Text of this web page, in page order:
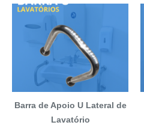
Barra de Apoio U Lateral de
Lavatório